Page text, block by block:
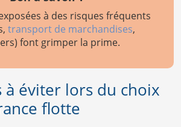
à des risques fréquents
transport de marchandises,
font grimper la prime.
à éviter lors du choix
flotte